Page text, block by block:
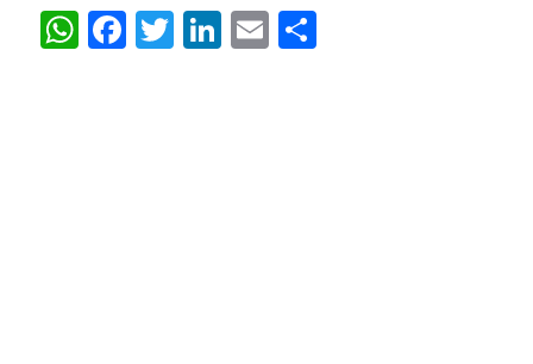
WhatsApp
Facebook
Twitter
LinkedIn
Email